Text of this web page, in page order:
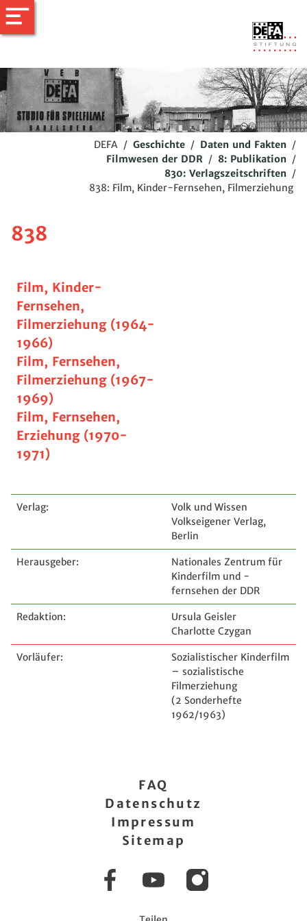
DEFA / Geschichte / Daten und Fakten /
Filmwesen der DDR / 8: Publikation /
830: Verlagszeitschriften /
838: Film, Kinder-Fernsehen, Filmerziehung
838
Film, Kinder-
Fernsehen,
Filmerziehung (1964-
1966)
Film, Fernsehen,
Filmerziehung (1967-
1969)
Film, Fernsehen,
Erziehung (1970-
1971)
Verlag:
Volk und Wissen
Volkseigener Verlag,
Berlin
Herausgeber:
Nationales Zentrum für
Kinderfilm und -
fernsehen der DDR
Redaktion:
Ursula Geisler
Charlotte Czygan
Vorläufer:
Sozialistischer Kinderfilm
– sozialistische
Filmerziehung
(2 Sonderhefte
1962/1963)
FacebookYouTubeInstagram
FAQ
Datenschutz
Impressum
Sitemap